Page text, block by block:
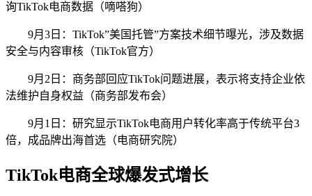
询TikTok电商数据（嘀嗒狗）
9月3日：TikTok”美国托管”方案技术细节曝光，涉及数据
安全与内容审核（TikTok官方）
9月2日：商务部回应TikTok问题进展，表示将支持企业依
法维护自身权益（商务部发布会）
9月1日：研究显示TikTok电商用户转化率高于传统平台3
倍，成品牌出海首选（电商研究院）
TikTok电商全球爆发式增长